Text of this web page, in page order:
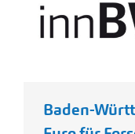
Baden-